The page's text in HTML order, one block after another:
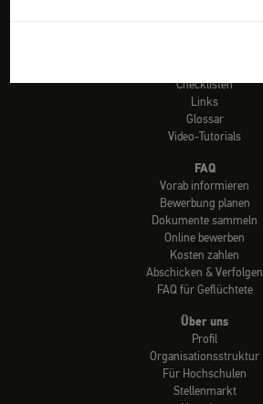
Checklisten
Links
Glossar
Video-Tutorials
FAQ
Vorab informieren
Bewerbung planen
Dokumente sammeln
Online bewerben
Kosten zahlen
Abschicken & Verfolgen
FAQ für Geflüchtete
Über uns
Profil
Organisationsstruktur
Für Hochschulen
Stellenmarkt